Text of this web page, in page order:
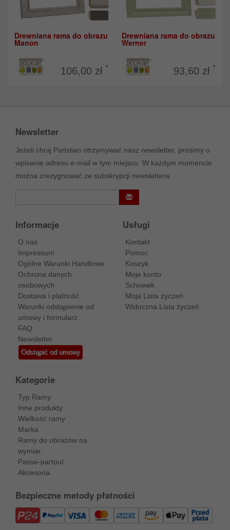
Drewniana rama do obrazu
Manon
106,00 zł *
Drewniana rama do obrazu
Werner
93,60 zł *
Newsletter
Jeżeli chcą Państwo otrzymywać nasz newsletter, prosimy o
wpisanie adresu e-mail w tym miejscu. W każdym momencie
można zrezygnować ze subskrypcji newslettera.
Informacje
O nas
Impressum
Ogólne Warunki Handlowe
Ochrona danych
osobowych
Dostawa i platność
Warunki odstąpienie od
umowy i formularz
FAQ
Newsletter
Odstąpić od umowy
Usługi
Kontakt
Pomoc
Koszyk
Moje konto
Schowek
Moja Lista życzeń
Widoczna Lista życzeń
Kategorie
Typ Ramy
Inne produkty
Wielkość ramy
Marka
Ramy do obrazów na
wymiar
Passe-partout
Akcesoria
Bezpieczne metody płatności